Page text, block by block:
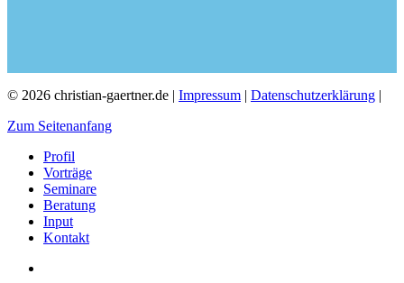
© 2026 christian-gaertner.de | Impressum | Datenschutzerklärung |
Zum Seitenanfang
Profil
Vorträge
Seminare
Beratung
Input
Kontakt